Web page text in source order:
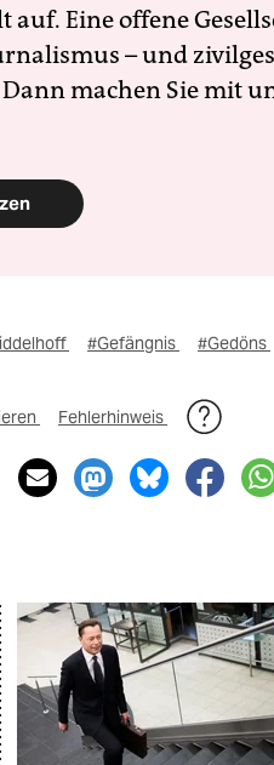
auf. Eine offene
– und
Dann machen Sie mit
#Gefängnis #Gedöns
Fehlerhinweis